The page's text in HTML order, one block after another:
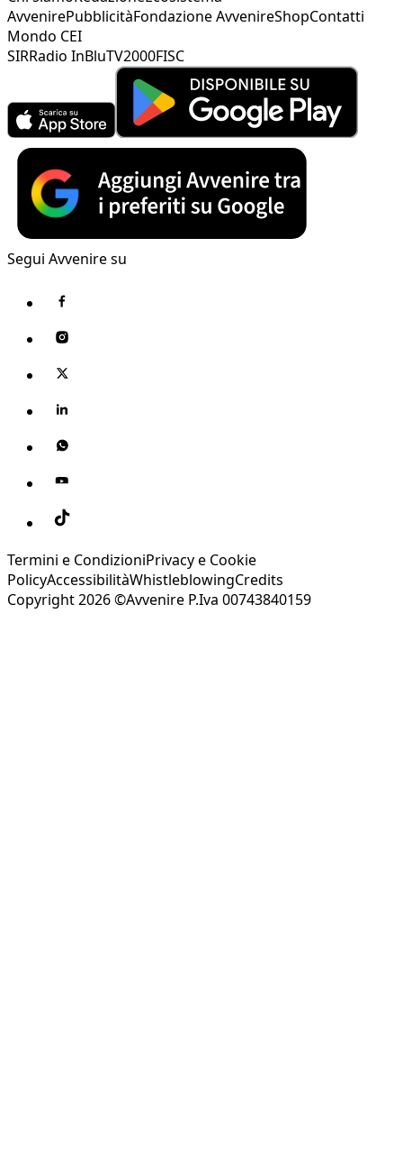
AvvenirePubblicitàFondazione AvvenireShopContatti
Mondo CEI
SIRRadio InBluTV2000FISC
Segui Avvenire su
Termini e CondizioniPrivacy e Cookie
PolicyAccessibilitàWhistleblowingCredits
Copyright 2026 ©Avvenire P.Iva 00743840159